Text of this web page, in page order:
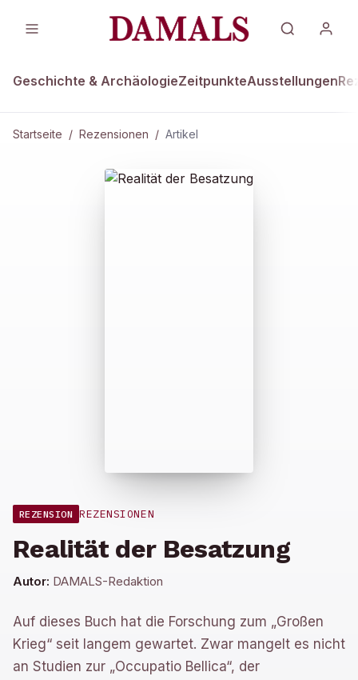
Geschichte & ArchäologieZeitpunkteAusstellungen
Startseite / Rezensionen / Artikel
REZENSION REZENSIONEN
Realität der Besatzung
Autor: DAMALS-Redaktion
Auf dieses Buch hat die Forschung zum „Großen
Krieg“ seit langem gewartet. Zwar mangelt es nicht
an Studien zur „Occupatio Bellica“, der